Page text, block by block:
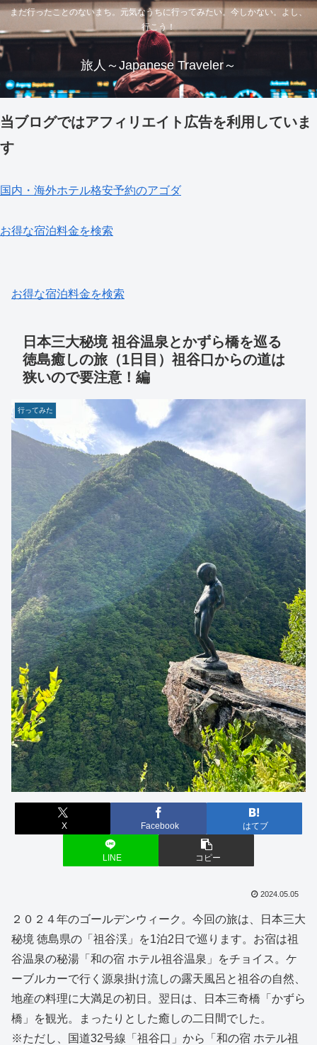
まだ行ったことのないまち。元気なうちに行ってみたい。今しかない。よし、
行こう！
旅人～Japanese Traveler～
当ブログではアフィリエイト広告を利用していま
す
国内・海外ホテル格安予約のアゴダ
お得な宿泊料金を検索
お得な宿泊料金を検索
日本三大秘境 祖谷温泉とかずら橋を巡る
徳島癒しの旅（1日目）祖谷口からの道は
狭いので要注意！編
行ってみた
X Facebook はてブ
LINE コピー
2024.05.05
２０２４年のゴールデンウィーク。今回の旅は、日本三大
秘境 徳島県の「祖谷渓」を1泊2日で巡ります。お宿は祖
谷温泉の秘湯「和の宿 ホテル祖谷温泉」をチョイス。ケ
ーブルカーで行く源泉掛け流しの露天風呂と祖谷の自然、
地産の料理に大満足の初日。翌日は、日本三奇橋「かずら
橋」を観光。まったりとした癒しの二日間でした。
※ただし、国道32号線「祖谷口」から「和の宿 ホテル祖